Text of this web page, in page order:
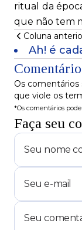
ritual da
que não tem
Coluna
Ah! é
Os comentários
que viole os
*Os comentários
Faça seu